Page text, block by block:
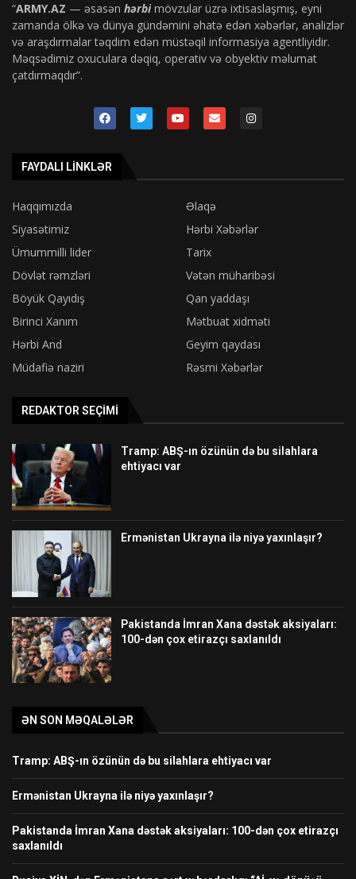
“ARMY.AZ — əsasən hərbimövzular üzrə ixtisaslaşmış, eyni
zamanda ölkə və dünya gündəmini əhatə edən xəbərlər, analizlər
və araşdırmalar təqdim edən müstəqil informasiya agentliyidir.
Məqsədimiz oxuculara dəqiq, operativ və obyektiv məlumat
çatdırmaqdır”.
FAYDALI LINKLƏR
Haqqımızda
Əlaqə
Siyasətimiz
Hərbi Xəbərlər
Ümummilli lider
Tarix
Dövlət rəmzləri
Vətən müharibəsi
Böyük Qayıdış
Qan yaddaşı
Birinci Xanım
Mətbuat xidməti
Hərbi And
Geyim qaydası
Müdafiə naziri
Rəsmi Xəbərlər
REDAKTOR SEÇIMI
Tramp: ABŞ-ın özünün də bu silahlara
ehtiyacı var
Ermənistan Ukrayna ilə niyə yaxınlaşır?
Pakistanda İmran Xana dəstək aksiyaları:
100-dən çox etirazçı saxlanıldı
ƏN SON MƏQALƏLƏR
Tramp: ABŞ-ın özünün də bu silahlara ehtiyacı var
Ermənistan Ukrayna ilə niyə yaxınlaşır?
Pakistanda İmran Xana dəstək aksiyaları: 100-dən çox etirazçı
saxlanıldı